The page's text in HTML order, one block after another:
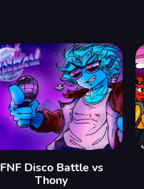
FNF Disco Battle vs
Thony